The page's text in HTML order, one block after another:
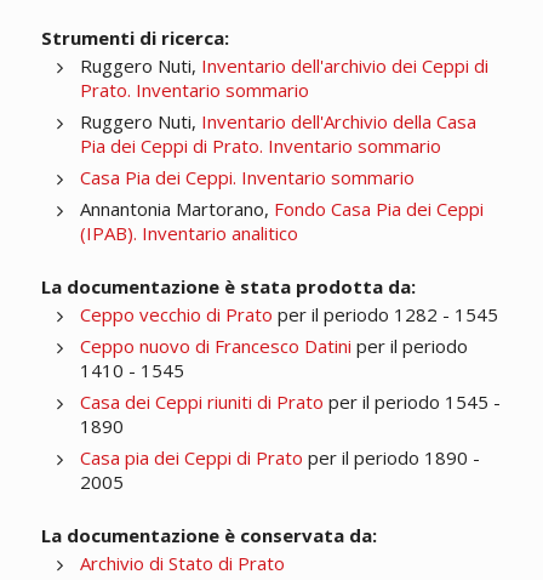
Strumenti di ricerca:
Ruggero Nuti, Inventario dell'archivio dei Ceppi di
Prato. Inventario sommario
Ruggero Nuti, Inventario dell'Archivio della Casa
Pia dei Ceppi di Prato. Inventario sommario
Casa Pia dei Ceppi. Inventario sommario
Annantonia Martorano, Fondo Casa Pia dei Ceppi
(IPAB). Inventario analitico
La documentazione è stata prodotta da:
Ceppo vecchio di Prato per il periodo 1282 - 1545
Ceppo nuovo di Francesco Datini per il periodo
1410 - 1545
Casa dei Ceppi riuniti di Prato per il periodo 1545 -
1890
Casa pia dei Ceppi di Prato per il periodo 1890 -
2005
La documentazione è conservata da:
Archivio di Stato di Prato